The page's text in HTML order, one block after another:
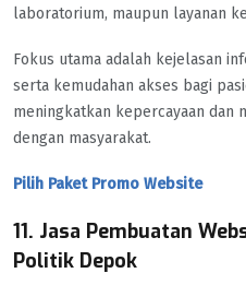
laboratorium, maupun layanan
Fokus utama adalah kejelasan
serta kemudahan akses bagi
meningkatkan kepercayaan dan
dengan masyarakat.
Pilih Paket Promo Website
11. Jasa Pembuatan
Politik Depok